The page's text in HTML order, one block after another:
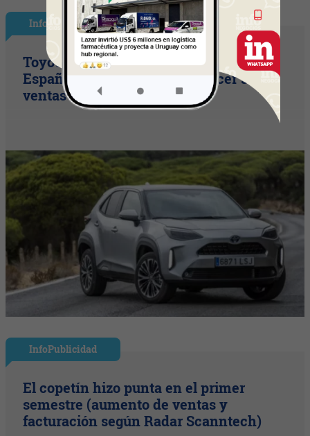
InfoNegocios España
Toyota consolida su liderazgo en
España en julio tras hacer crecer sus
ventas un 10% en 2026
InfoPublicidad
El copetín hizo punta en el primer
semestre (aumento de ventas y
facturación según Radar Scanntech)